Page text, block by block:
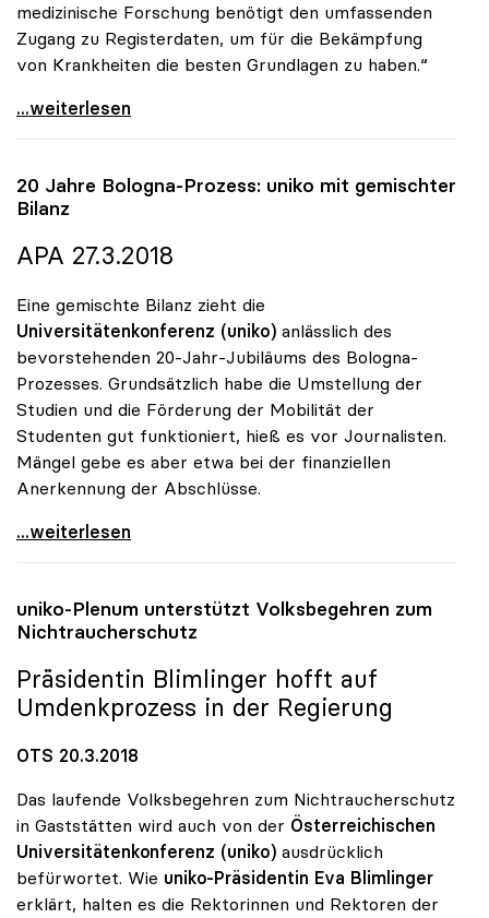
medizinische Forschung benötigt den umfassenden
Zugang zu Registerdaten, um für die Bekämpfung
von Krankheiten die besten Grundlagen zu haben.“
Forschungsgesetz: Blimlinger betont Bedeutung für
...weiterlesen
20 Jahre Bologna-Prozess: uniko mit gemischter
Bilanz
APA 27.3.2018
Eine gemischte Bilanz zieht die
Universitätenkonferenz (uniko) anlässlich des
bevorstehenden 20-Jahr-Jubiläums des Bologna-
Prozesses. Grundsätzlich habe die Umstellung der
Studien und die Förderung der Mobilität der
Studenten gut funktioniert, hieß es vor Journalisten.
Mängel gebe es aber etwa bei der finanziellen
Anerkennung der Abschlüsse.
20 Jahre Bologna-Prozess: uniko mit gemischter
...weiterlesen
uniko-Plenum unterstützt Volksbegehren zum
Nichtraucherschutz
Präsidentin Blimlinger hofft auf
Umdenkprozess in der Regierung
OTS 20.3.2018
Das laufende Volksbegehren zum Nichtraucherschutz
in Gaststätten wird auch von der Österreichischen
Universitätenkonferenz (uniko) ausdrücklich
befürwortet. Wie uniko-Präsidentin Eva Blimlinger
erklärt, halten es die Rektorinnen und Rektoren der